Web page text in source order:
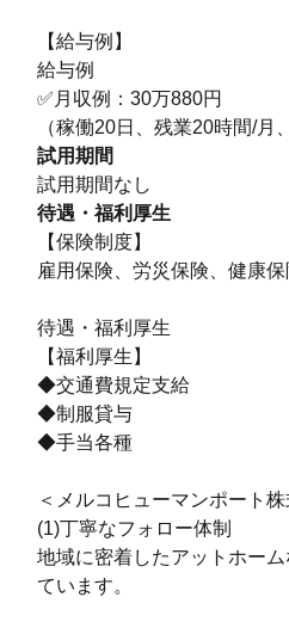
【給与例】
給与例
✅月収例：30万880円
（稼働20日、残業20時間/月
試用期間
試用期間なし
待遇・福利厚生
【保険制度】
雇用保険、労災保険、健康
待遇・福利厚生
【福利厚生】
◆交通費規定支給
◆制服貸与
◆手当各種
＜メルコヒューマンポート
(1)丁寧なフォロー体制
地域に密着したアットホー
ています。